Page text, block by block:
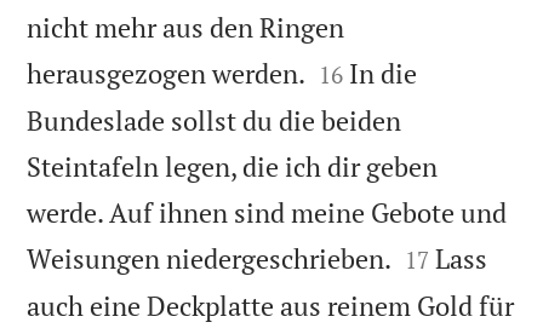
nicht mehr aus den Ringen
herausgezogen werden. 

16 In die
Bundeslade sollst du die beiden
Steintafeln legen, die ich dir geben
werde. Auf ihnen sind meine Gebote und
Weisungen niedergeschrieben. 

17 Lass
auch eine Deckplatte aus reinem Gold für